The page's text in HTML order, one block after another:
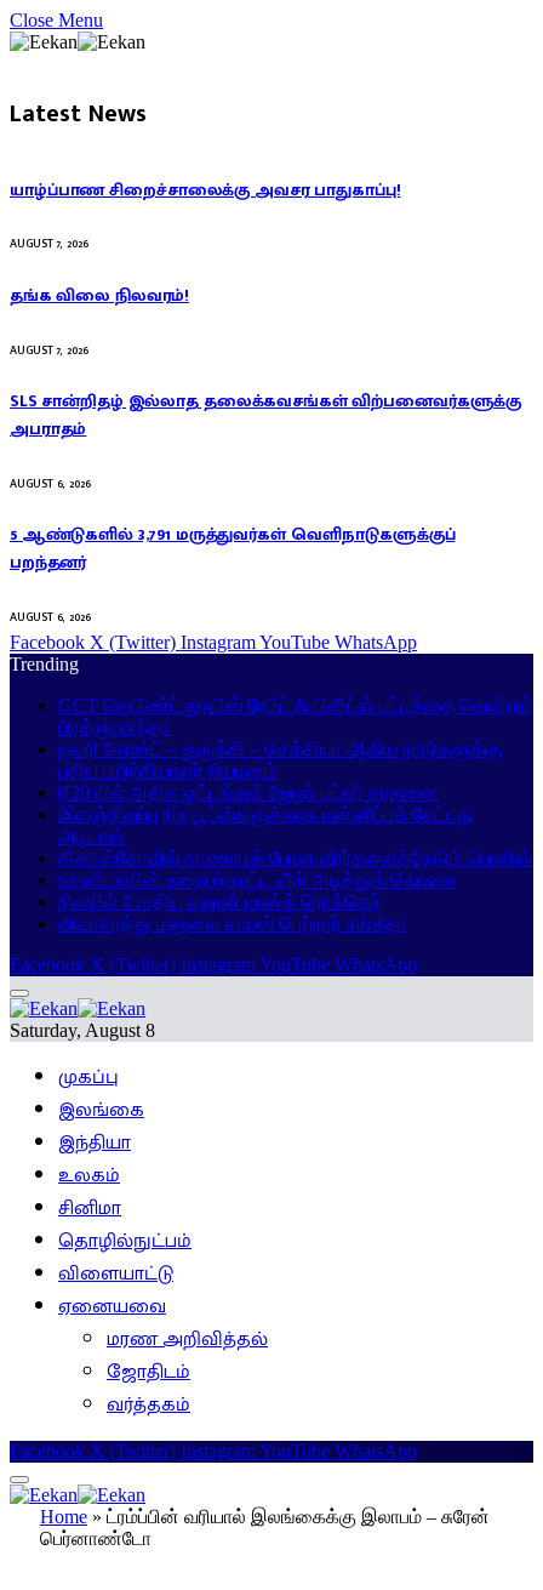
Close Menu
Latest News
யாழ்ப்பாண சிறைச்சாலைக்கு அவசர பாதுகாப்பு!
AUGUST 7, 2026
தங்க விலை நிலவரம்!
AUGUST 7, 2026
SLS சான்றிதழ் இல்லாத தலைக்கவசங்கள் விற்பனைவர்களுக்கு
அபராதம்
AUGUST 6, 2026
5 ஆண்டுகளில் 3,791 மருத்துவர்கள் வெளிநாடுகளுக்குப்
பறந்தனர்
AUGUST 6, 2026
Facebook X (Twitter) InstagramYouTube WhatsApp
Trending
GCT செயிண்ட் லூயிஸ் ரேபிட் & பிளிட்ஸ் பட்டத்தை வென்றார்
பிரக்ஞானந்தா
ஐவரி கோஸ்ட் – துருக்கி – செக்கியா ஆகிய நாடுகளுக்கு
புதிய பயிற்சியாளர் நியமனம்
ரி20 யில் அதிக ஓட்டங்கள் ஜோஸ் பட்லர் சாதனை
இளஞ்சிவப்பு நிற பூட்ஸ்களுக்காக மன்னிப்புக் கேட்டது
அடிடாஸ்
கிளாஸ்கோவில் காணாமல் போன வீரர்களைத்தேடும் பொலிஸ்
உகண்டாவின் உதைபந்தாட்ட வீரர் அடித்துக் கொலை
நிலவில் மோதிய எலான் மாஸ்க் ரொக்கெற்
விவாகரத்து மனுவை வாபஸ் பெற்றார் சங்கீதா
Facebook X (Twitter) InstagramYouTube WhatsApp
Saturday, August 8
முகப்பு
இலங்கை
இந்தியா
உலகம்
சினிமா
தொழில்நுட்பம்
விளையாட்டு
ஏனையவை
மரண அறிவித்தல்
ஜோதிடம்
வர்த்தகம்
Facebook X (Twitter) InstagramYouTube WhatsApp
Home » ட்ரம்ப்பின் வரியால் இலங்கைக்கு இலாபம் – சுரேன்
பெர்னாண்டோ